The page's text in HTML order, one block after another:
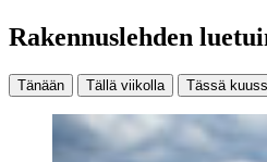
Rakennuslehden
Tänään Tällä viikolla Tässä